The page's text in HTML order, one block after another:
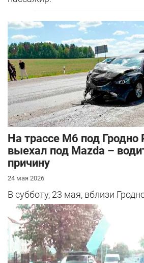
На трассе М6 под Гродно
выехал под Mazda –
причину
24 мая 2026
В субботу, 23 мая, вблизи
серьезная авария –
Peugeot. Читатель АвтоГродно